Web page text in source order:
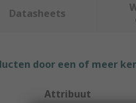
Datasheets
door een of meer
Attribuut